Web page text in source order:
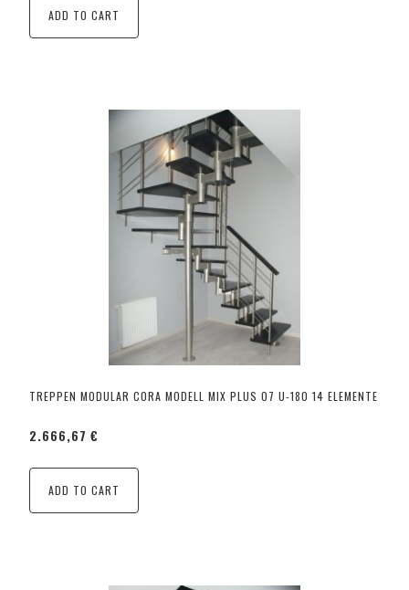
ADD TO CART
TREPPEN MODULAR CORA MODELL MIX PLUS 07 U-180 14 ELEMENTE
2.666,67 €
ADD TO CART